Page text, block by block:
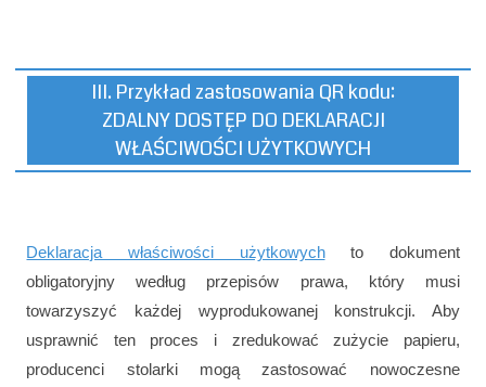
III. Przykład zastosowania QR kodu:
ZDALNY DOSTĘP DO DEKLARACJI
WŁAŚCIWOŚCI UŻYTKOWYCH
Deklaracja właściwości użytkowychto dokument
obligatoryjny według przepisów prawa, który musi
towarzyszyć każdej wyprodukowanej konstrukcji. Aby
usprawnić ten proces i zredukować zużycie papieru,
producenci stolarki mogą zastosować nowoczesne